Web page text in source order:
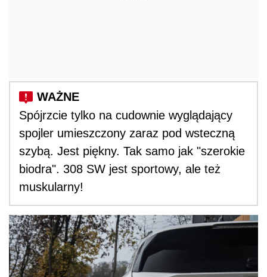
Spójrzcie tylko na cudownie wyglądający
spojler umieszczony zaraz pod wsteczną
szybą. Jest piękny. Tak samo jak "szerokie
biodra". 308 SW jest sportowy, ale też
muskularny!